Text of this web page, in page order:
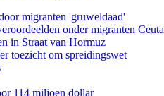
migranten 'gruweldaad'
onder migranten Ceuta
in Straat van Hormuz
toezicht om spreidingswet
114 miljoen dollar